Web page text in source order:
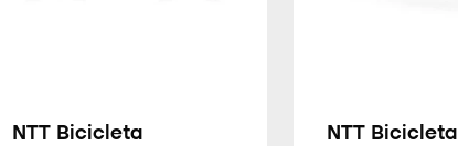
NTT Bicicleta
NTT Bicicleta